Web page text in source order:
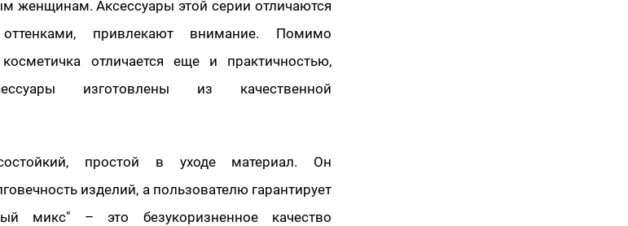
женщинам. Аксессуары этой серии отличаются
привлекают внимание. Помимо
отличается еще и практичностью,
изготовлены из качественной
простой в уходе материал. Он
изделий, а пользователю гарантирует
микс" – это безукоризненное качество